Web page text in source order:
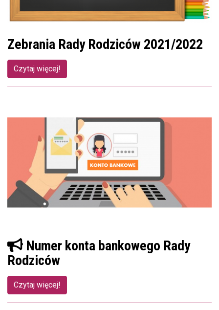
Zebrania Rady Rodziców 2021/2022
Czytaj więcej!
Numer konta bankowego Rady
Rodziców
Czytaj więcej!